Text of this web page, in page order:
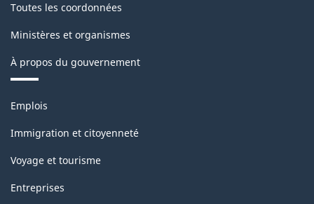
Toutes les coordonnées
Ministères et organismes
À propos du gouvernement
Thèmes
sujets
Emplois
Immigration et citoyenneté
Voyage et tourisme
Entreprises